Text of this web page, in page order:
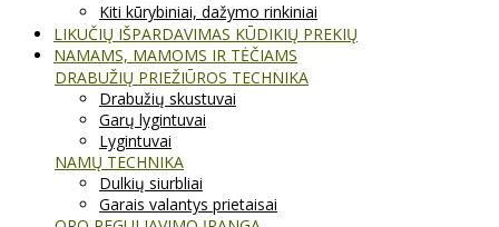
Kiti kūrybiniai, dažymo rinkiniai
LIKUČIŲ IŠPARDAVIMAS KŪDIKIŲ PREKIŲ
NAMAMS, MAMOMS IR TĖČIAMS
DRABUŽIŲ PRIEŽIŪROS TECHNIKA
Drabužių skustuvai
Garų lygintuvai
Lygintuvai
NAMŲ TECHNIKA
Dulkių siurbliai
Garais valantys prietaisai